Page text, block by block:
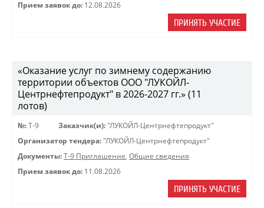
Прием заявок до: 12.08.2026
ПРИНЯТЬ УЧАСТИЕ
«Оказание услуг по зимнему содержанию
территории объектов ООО "ЛУКОЙЛ-
Центрнефтепродукт" в 2026-2027 гг.» (11
лотов)
№: Т-9 Заказчик(и): "ЛУКОЙЛ-Центрнефтепродукт"
Организатор тендера: "ЛУКОЙЛ-Центрнефтепродукт"
Документы: Т-9 Приглашение, Общие сведения
Прием заявок до: 11.08.2026
ПРИНЯТЬ УЧАСТИЕ